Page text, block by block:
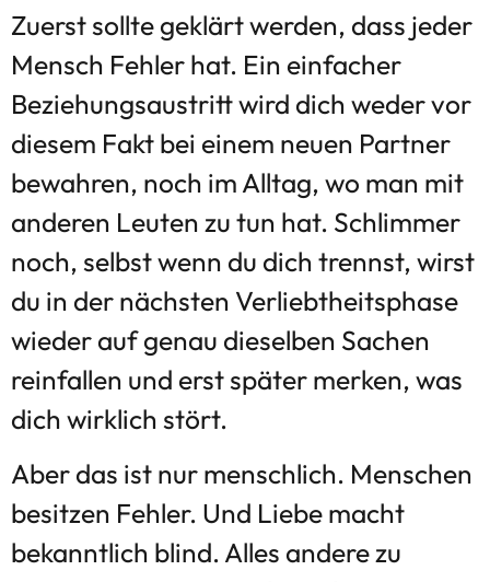
Zuerst sollte geklärt werden, dass jeder
Mensch Fehler hat. Ein einfacher
Beziehungsaustritt wird dich weder vor
diesem Fakt bei einem neuen Partner
bewahren, noch im Alltag, wo man mit
anderen Leuten zu tun hat. Schlimmer
noch, selbst wenn du dich trennst, wirst
du in der nächsten Verliebtheitsphase
wieder auf genau dieselben Sachen
reinfallen und erst später merken, was
dich wirklich stört.
Aber das ist nur menschlich. Menschen
besitzen Fehler. Und Liebe macht
bekanntlich blind. Alles andere zu